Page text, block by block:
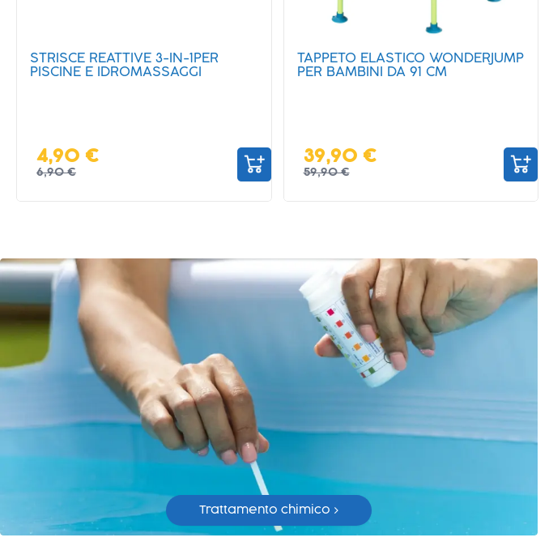
TAPPETO ELASTICO WONDERJUMP
PER BAMBINI DA 91 CM
39,90 €
59,90 €
PARCO ACQUATICO MOUNT
SPLASHMORE
199,00 €
369,00 €
Trattamento chimico >